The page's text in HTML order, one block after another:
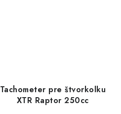
Tachometer pre štvorkolku
XTR Raptor 250cc